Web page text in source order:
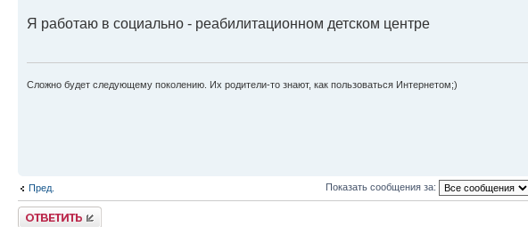
Я работаю в социально - реабилитационном детском центре
Сложно будет следующему поколению. Их родители-то знают, как пользоваться Интернетом;)
Пред. Показать сообщения за:
Ответить